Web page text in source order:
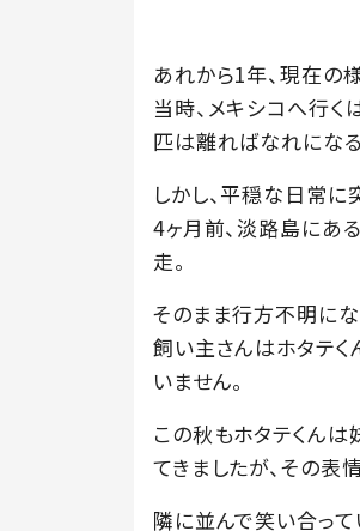
あれから1年、現在の
当時、メキシコへ行く
匹は離ればなれにな
しかし、平穏な日常に
4ヶ月前、淡路島にあ
走。
そのまま行方不明にな
飼い主さんはホタテ
いません。
この秋もホタテくんは
てきましたが、その表
隣に並んで笑い合って